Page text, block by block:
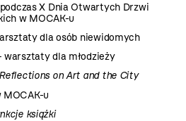
X Dnia Otwartych Drzwi
w MOCAK-u
dla osób niewidomych
dla młodzieży
on Art and the City
MOCAK-u
książki